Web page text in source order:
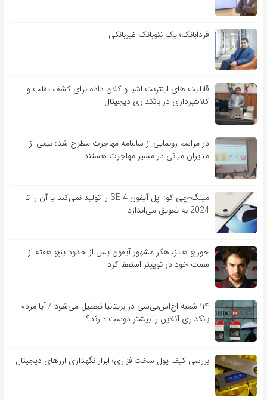
فردابانک؛ یک نئوبانک غیربانکی
قابلیت ‏های اینترنت اشیا و کلان‏ داده برای کشف تقلب و
کلاهبرداری در بانکداری دیجیتال
در مراسم رونمایی از سالنامه مهاجرت مطرح شد: نیمی از
مدیران میانی در مسیر مهاجرت هستند
مینگ-چی کو: اپل آیفون SE 4 را تولید نمی‌کند یا آن را تا
2024 به تعویق می‌اندازد
جورج هاتز، هکر مشهور آیفون پس از حدود پنج هفته از
سمت خود در توییتر استعفا کرد
۱۱۴ شعبه اچ‌اس‌بی‌سی در بریتانیا تعطیل می‌شود / آیا مردم
بانکداری آنلاین را بیشتر دوست دارند؟
بررسی کیف‌ پول سخت‌افزاری؛ ابزار نگهداری ارزهای دیجیتال